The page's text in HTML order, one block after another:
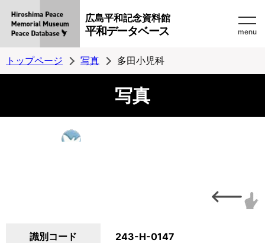
広島平和記念資料館
平和データベース menu
トップページ 写真 多田小児科
写真
識別コード 243-H-0147